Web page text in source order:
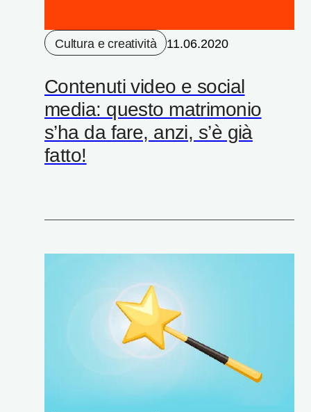
Cultura e creatività 11.06.2020
Contenuti video e social
media: questo matrimonio
s’ha da fare, anzi, s’è già
fatto!